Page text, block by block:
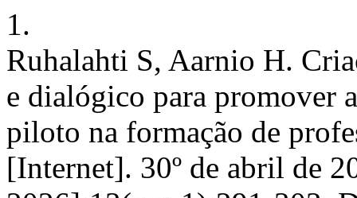
1.
Ruhalahti S, Aarnio H.
e dialógico para promover
piloto na formação de
[Internet]. 30º de abril de